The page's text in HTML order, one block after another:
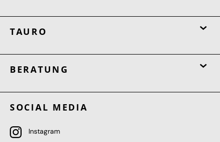
TAURO
BERATUNG
SOCIAL MEDIA
Instagram